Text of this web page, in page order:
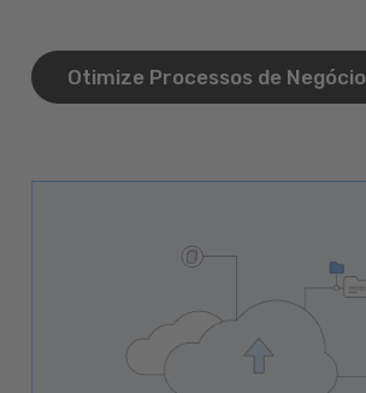
Otimize Processos de Negócio